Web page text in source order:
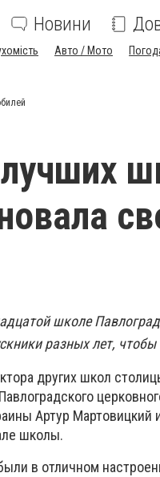
Новини
Авто / Мото
школе
разных лет,
других школ
Артур Мартовицкий
школы.
в отличном